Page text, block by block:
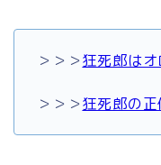
＞＞＞狂死郎は
＞＞＞狂死郎の正